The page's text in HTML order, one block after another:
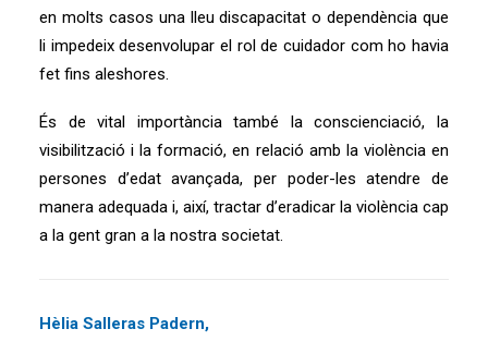
en molts casos una lleu discapacitat o dependència que
li impedeix desenvolupar el rol de cuidador com ho havia
fet fins aleshores.
És de vital importància també la conscienciació, la
visibilització i la formació, en relació amb la violència en
persones d’edat avançada, per poder-les atendre de
manera adequada i, així, tractar d’eradicar la violència cap
a la gent gran a la nostra societat.
Hèlia Salleras Padern,